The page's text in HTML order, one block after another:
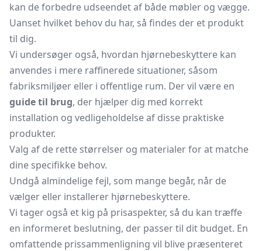
kan de forbedre udseendet af både møbler og vægge.
Uanset hvilket behov du har, så findes der et produkt
til dig.
Vi undersøger også, hvordan hjørnebeskyttere kan
anvendes i mere raffinerede situationer, såsom
fabriksmiljøer eller i offentlige rum. Der vil være en
guide til brug, der hjælper dig med korrekt
installation og vedligeholdelse af disse praktiske
produkter.
Valg af de rette størrelser og materialer for at matche
dine specifikke behov.
Undgå almindelige fejl, som mange begår, når de
vælger eller installerer hjørnebeskyttere.
Vi tager også et kig på prisaspekter, så du kan træffe
en informeret beslutning, der passer til dit budget. En
omfattende prissammenligning vil blive præsenteret